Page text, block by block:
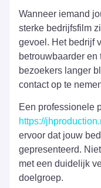
Wanneer iemand
sterke bedrijfsfilm
gevoel. Het bedrijf
betrouwbaarder en
bezoekers langer
contact op te
Een professionele
https://
ervoor dat jouw
gepresenteerd.
met een duidelijk
doelgroep.